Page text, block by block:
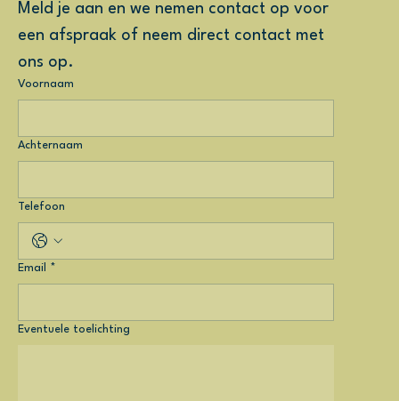
Meld je aan en we nemen contact op voor
een afspraak of neem direct contact met
ons op.
Voornaam
Achternaam
Telefoon
Email *
Eventuele toelichting